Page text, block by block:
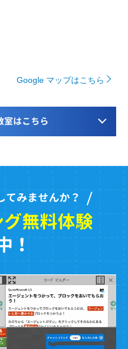
Google マップはこちら
室はこちら
てみませんか？
無料体験
！